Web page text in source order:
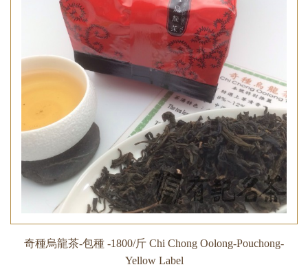
奇種烏龍茶-包種 -1800/斤 Chi Chong Oolong-Pouchong-
Yellow Label